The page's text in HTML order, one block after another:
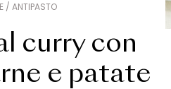
/ ANTIPASTO
curry con
e patate